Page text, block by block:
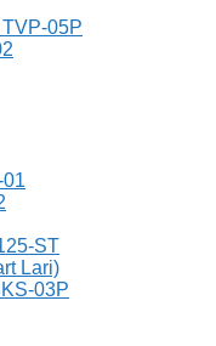
05P
ST
Lari)
03P